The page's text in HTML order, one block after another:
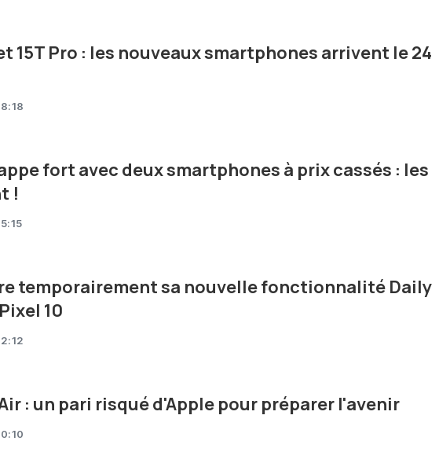
15T Pro : les nouveaux smartphones arrivent le 24
fort avec deux smartphones à prix cassés : les
!
temporairement sa nouvelle fonctionnalité Daily
10
: un pari risqué d'Apple pour préparer l'avenir